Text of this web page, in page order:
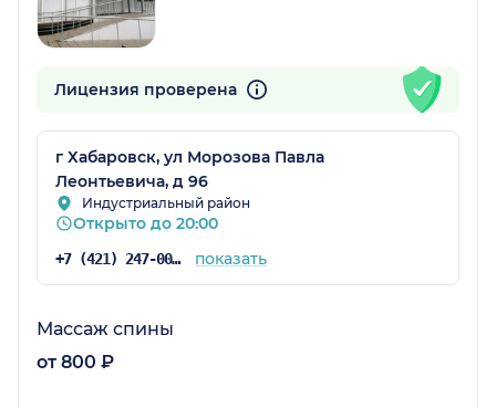
Лицензия проверена
г Хабаровск, ул Морозова Павла
Леонтьевича, д 96
Индустриальный район
Открыто до 20:00
+7 (421) 247-00-00 показать
Массаж спины
от 800 ₽